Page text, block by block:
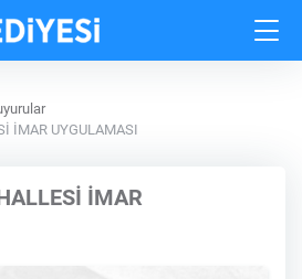
İMAR UYGULAMASI
İMAR